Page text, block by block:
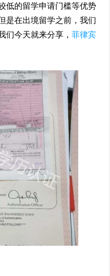
低的留学申请门槛等优势
是在出境留学之前，我们
们今天就来分享， 菲律宾